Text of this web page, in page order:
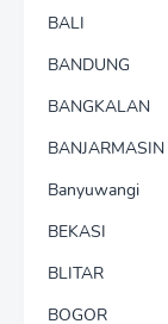
BALI
BANDUNG
BANGKALAN
BANJARMASIN
Banyuwangi
BEKASI
BLITAR
BOGOR